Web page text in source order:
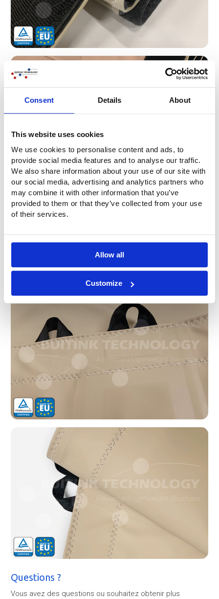
Consent Details About
This website uses cookies
We use cookies to personalise content and ads, to
provide social media features and to analyse our traffic.
We also share information about your use of our site with
our social media, advertising and analytics partners who
may combine it with other information that you’ve
provided to them or that they’ve collected from your use
of their services.
Allow all
Customize
Durabilité maximale
égards (tant en termes de choix des matériaux que de
finition), nos tentes flexibles ne sont pas les moins chères
à l'achat, mais elles sont de loin les moins chères si l'on
tient compte de la durée de vie et des coûts de
Questions ?
Vous avez des questions ou souhaitez obtenir plus